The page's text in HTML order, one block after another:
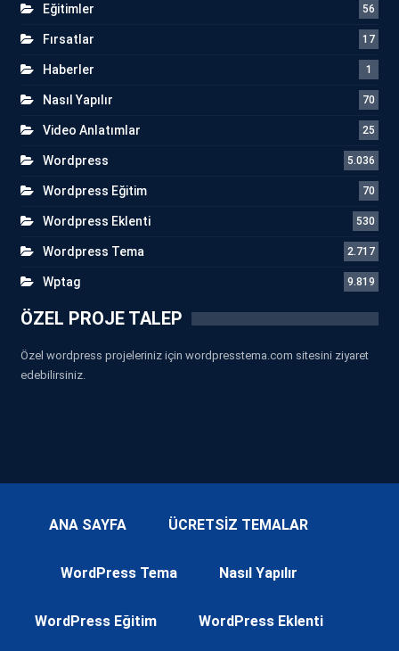
Eğitimler 56
Fırsatlar 17
Haberler 1
Nasıl Yapılır 70
Video Anlatımlar 25
Wordpress 5.036
Wordpress Eğitim 70
Wordpress Eklenti 530
Wordpress Tema 2.717
Wptag 9.819
ÖZEL PROJE TALEP
Özel wordpress projeleriniz için wordpresstema.com sitesini ziyaret
edebilirsiniz.
ANA SAYFA ÜCRETSİZ TEMALAR
WordPress Tema Nasıl Yapılır
WordPress Eğitim WordPress Eklenti